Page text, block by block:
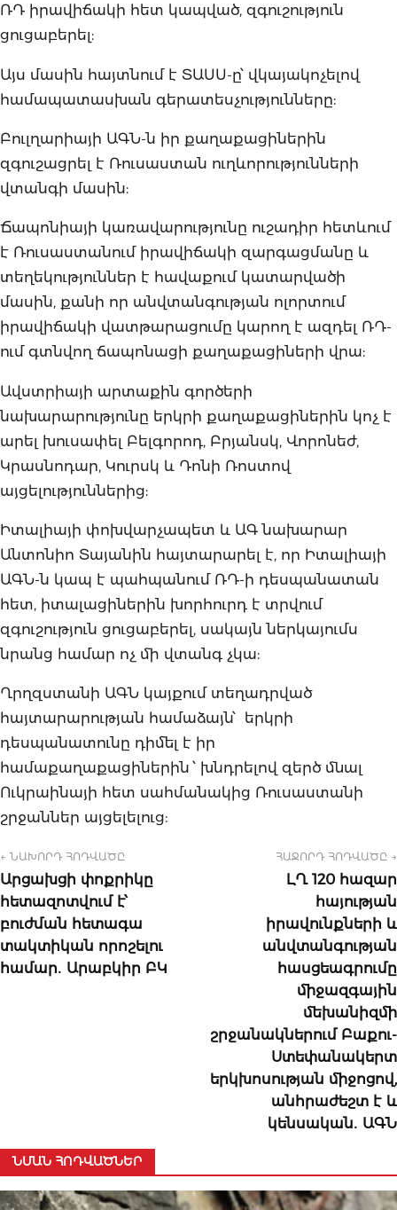
ՌԴ իրավիճակի հետ կապված, զգուշություն
ցուցաբերել:
Այս մասին հայտնում է ՏԱՍՍ-ը՝ վկայակոչելով
համապատասխան գերատեսչությունները:
Բուլղարիայի ԱԳՆ-ն իր քաղաքացիներին
զգուշացրել է Ռուսաստան ուղևորությունների
վտանգի մասին:
Ճապոնիայի կառավարությունը ուշադիր հետևում
է Ռուսաստանում իրավիճակի զարգացմանը և
տեղեկություններ է հավաքում կատարվածի
մասին, քանի որ անվտանգության ոլորտում
իրավիճակի վատթարացումը կարող է ազդել ՌԴ-
ում գտնվող ճապոնացի քաղաքացիների վրա:
Ավստրիայի արտաքին գործերի
նախարարությունը երկրի քաղաքացիներին կոչ է
արել խուսափել Բելգորոդ, Բրյանսկ, Վորոնեժ,
Կրասնոդար, Կուրսկ և Դոնի Ռոստով
այցելություններից:
Իտալիայի փոխվարչապետ և ԱԳ նախարար
Անտոնիո Տայանին հայտարարել է, որ Իտալիայի
ԱԳՆ-ն կապ է պահպանում ՌԴ-ի դեսպանատան
հետ, իտալացիներին խորհուրդ է տրվում
զգուշություն ցուցաբերել, սակայն ներկայումս
նրանց համար ոչ մի վտանգ չկա:
Ղրղզստանի ԱԳՆ կայքում տեղադրված
հայտարարության համաձայն՝ երկրի
դեսպանատունը դիմել է իր
համաքաղաքացիներին ՝ խնդրելով զերծ մնալ
Ուկրաինայի հետ սահմանակից Ռուսաստանի
շրջաններ այցելելուց:
← ՆԱԽՈՐԴ ՀՈԴՎԱԾԸ
Արցախցի փոքրիկը
հետազոտվում է՝
բուժման հետագա
տակտիկան որոշելու
համար․ Արաբկիր ԲԿ
ՀԱՋՈՐԴ ՀՈԴՎԱԾԸ →
ԼՂ 120 հազար
հայության
իրավունքների և
անվտանգության
հասցեագրումը
միջազգային
մեխանիզմի
շրջանակներում Բաքու-
Ստեփանակերտ
երկխոսության միջոցով,
անհրաժեշտ է և
կենսական․ ԱԳՆ
ՆՄԱՆ ՀՈԴՎԱԾՆԵՐ